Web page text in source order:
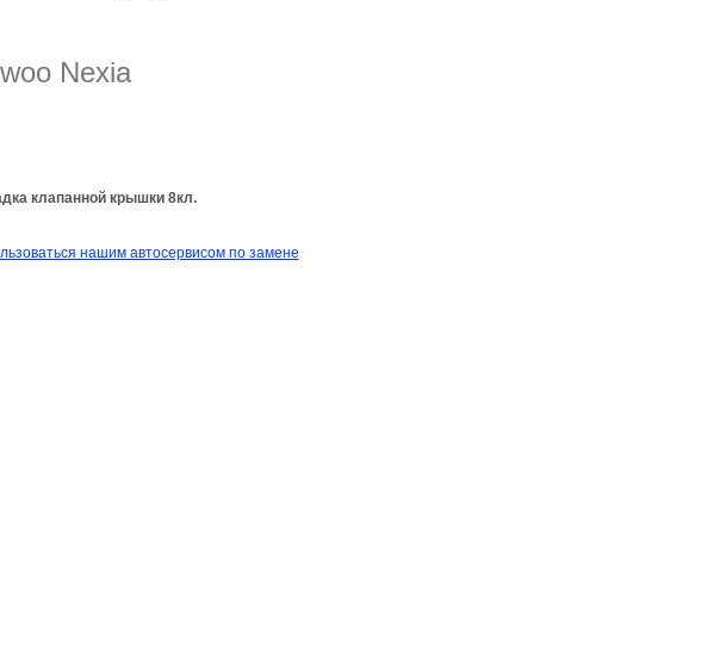
Nexia
клапанной крышки 8кл.
нашим автосервисом по замене